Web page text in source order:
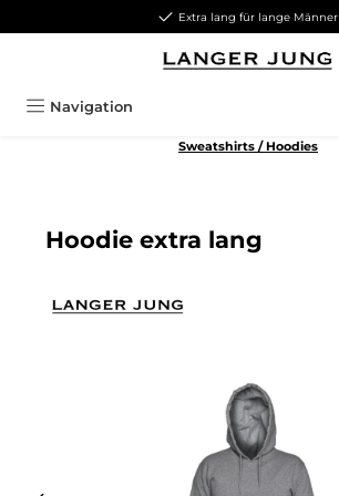
Zum Hauptinhalt springenExtra lang für lange Männer
Navigation
Sweatshirts / Hoodies
Hoodie extra lang